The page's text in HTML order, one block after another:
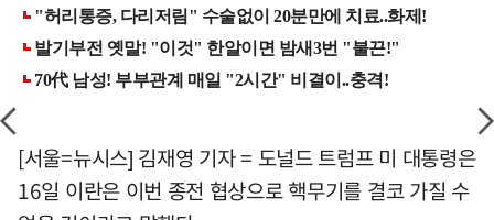
[서울=뉴시스] 김재영 기자 = 도널드 트럼프 미 대통령은
16일 이란은 이번 종전 협상으로 핵무기를 결코 가질 수